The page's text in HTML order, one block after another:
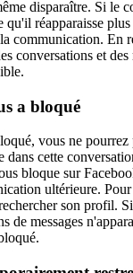
disparaître. Si le
qu'il réapparaisse
communication. En
conversations et des
a bloqué
vous ne
dans cette
bloque sur
ultérieure.
son profil.
de messages